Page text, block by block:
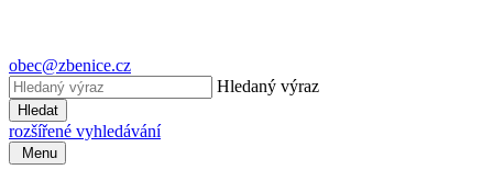
obec@zbenice.cz
Hledaný výraz
Hledat
rozšířené vyhledávání
Menu